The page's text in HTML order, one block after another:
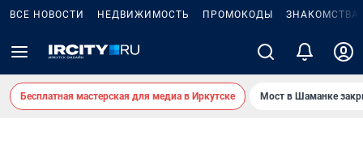
ВСЕ НОВОСТИ НЕДВИЖИМОСТЬ ПРОМОКОДЫ ЗНАКОМСТВА
Бесплатная мастерская для медиа в Иркутске Мост в Шаманке